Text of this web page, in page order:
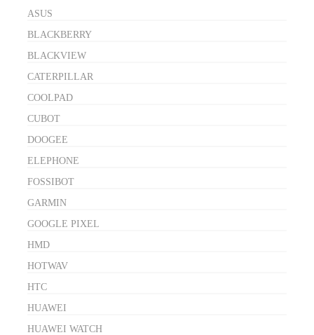
ASUS
BLACKBERRY
BLACKVIEW
CATERPILLAR
COOLPAD
CUBOT
DOOGEE
ELEPHONE
FOSSIBOT
GARMIN
GOOGLE PIXEL
HMD
HOTWAV
HTC
HUAWEI
HUAWEI WATCH